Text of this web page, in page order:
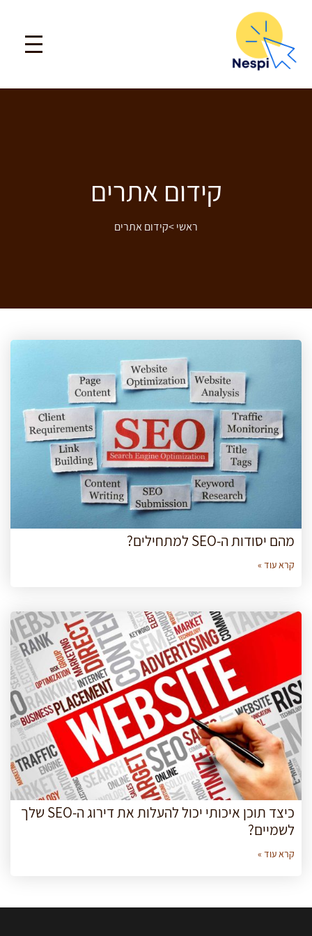
קידום אתרים
ראשי>קידום אתרים
מהם יסודות ה-SEO למתחילים?
קרא עוד »
כיצד תוכן איכותי יכול להעלות את דירוג ה-SEO שלך
לשמיים?
קרא עוד »